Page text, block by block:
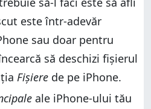
metodă de a deschide
să-l accesezi pe un PC
ai dat pe iPhone-ul tău?
cu extensii de fișiere ca să
pentru deschiderea
o metodă de a deschide
să-l accesezi pe un PC
ai dat pe iPhone-ul tău?
este într-adevăr
sau doar pentru
să deschizi fișierul
Fișiere de pe iPhone.
ale iPhone-ului tău